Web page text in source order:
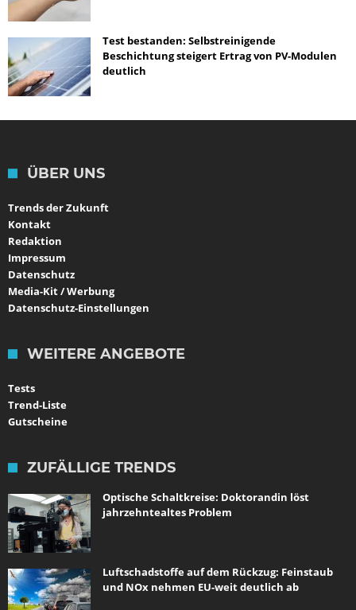
Test bestanden: Selbstreinigende
Beschichtung steigert Ertrag von PV-Modulen
deutlich
ÜBER UNS
Trends der Zukunft
Kontakt
Redaktion
Impressum
Datenschutz
Media-Kit / Werbung
Datenschutz-Einstellungen
WEITERE ANGEBOTE
Tests
Trend-Liste
Gutscheine
ZUFÄLLIGE TRENDS
Optische Schaltkreise: Doktorandin löst
jahrzehntealtes Problem
Luftschadstoffe auf dem Rückzug: Feinstaub
und NOx nehmen EU-weit deutlich ab